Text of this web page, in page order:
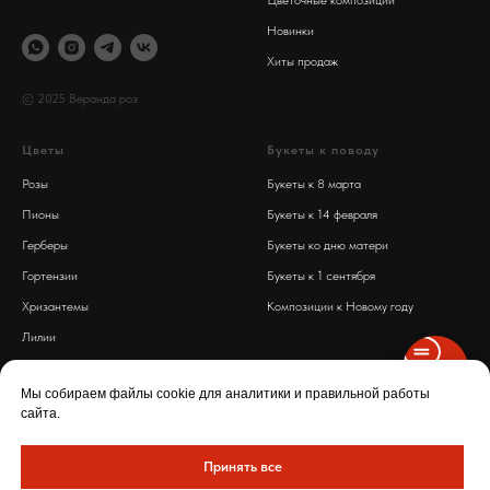
© 2025 Веранда роз
Новинки
Хиты продаж
Цветы
Розы
Пионы
Герберы
Гортензии
Хризантемы
Лилии
Букеты к поводу
Букеты к 8 марта
Букеты к 14 февраля
Букеты ко дню матери
Букеты к 1 сентября
Композиции к Новому году
Политика конфиденциальности
Мы собираем файлы cookie для аналитики и правильной работы
сайта.
Принять все